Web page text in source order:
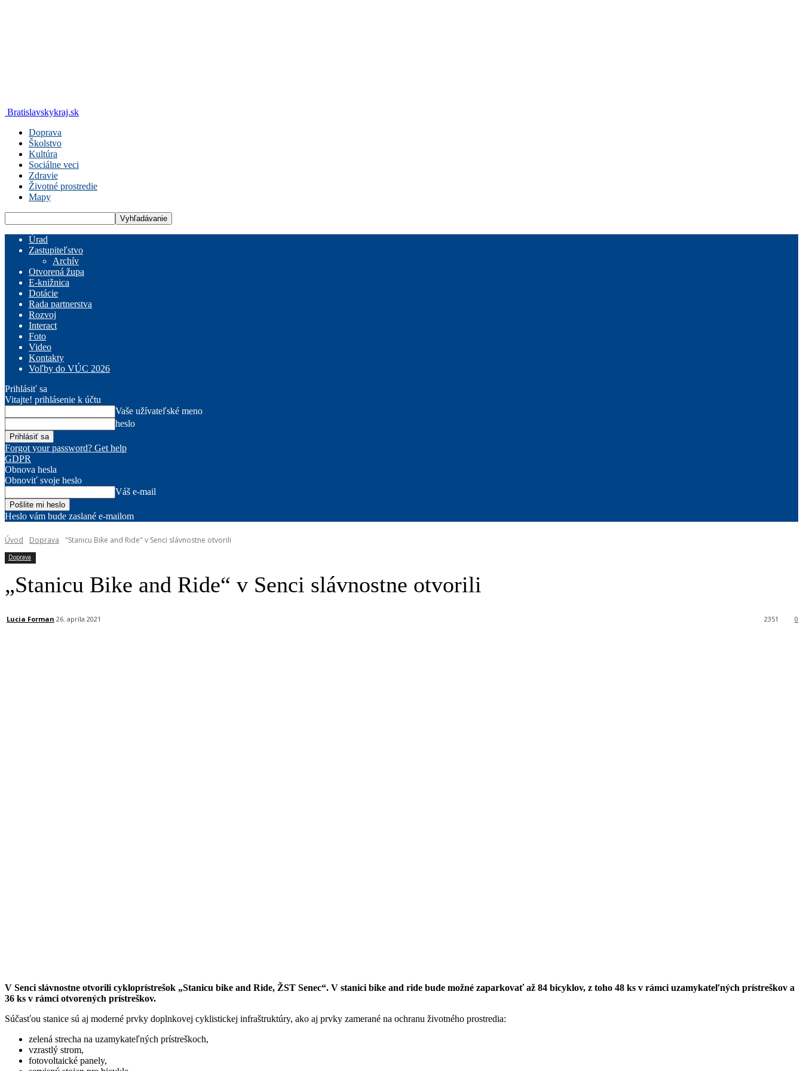
Bratislavskykraj.sk
Doprava
Školstvo
Kultúra
Sociálne veci
Zdravie
Životné prostredie
Mapy
Úrad
Zastupiteľstvo
Archív
Otvorená župa
E-knižnica
Dotácie
Rada partnerstva
Rozvoj
Interact
Foto
Video
Kontakty
Voľby do VÚC 2026
Prihlásiť sa
Vitajte! prihlásenie k účtu
Vaše užívateľské meno
heslo
Forgot your password? Get help
GDPR
Obnova hesla
Obnoviť svoje heslo
Váš e-mail
Heslo vám bude zaslané e-mailom
Úvod Doprava "Stanicu Bike and Ride" v Senci slávnostne otvorili
Doprava
„Stanicu Bike and Ride“ v Senci slávnostne otvorili
Lucia Forman 26. apríla 2021 0
2351
V Senci slávnostne otvorili cykloprístrešok „Stanicu bike and Ride, ŽST Senec“. V stanici bike and ride bude možné zaparkovať až 84 bicyklov, z toho 48 ks v rámci uzamykateľných prístreškov a
36 ks v rámci otvorených prístreškov.
Súčasťou stanice sú aj moderné prvky doplnkovej cyklistickej infraštruktúry, ako aj prvky zamerané na ochranu životného prostredia:
zelená strecha na uzamykateľných prístreškoch,
vzrastlý strom,
fotovoltaické panely,